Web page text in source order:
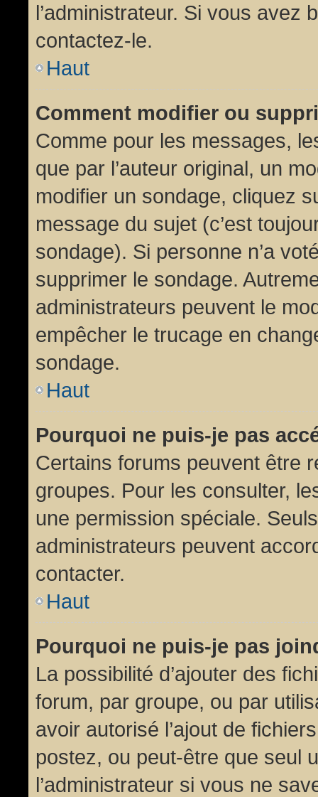
l’administrateur. Si vous avez
contactez-le.
Haut
Comment modifier ou
Comme pour les messages,
que par l’auteur original, un
modifier un sondage, cliquez
message du sujet (c’est
sondage). Si personne n’a
supprimer le sondage.
administrateurs peuvent le
empêcher le trucage en
sondage.
Haut
Pourquoi ne puis-je pas
Certains forums peuvent être
groupes. Pour les consulter,
une permission spéciale.
administrateurs peuvent
contacter.
Haut
Pourquoi ne puis-je pas
La possibilité d’ajouter des
forum, par groupe, ou par
avoir autorisé l’ajout de
postez, ou peut-être que seul
l’administrateur si vous ne